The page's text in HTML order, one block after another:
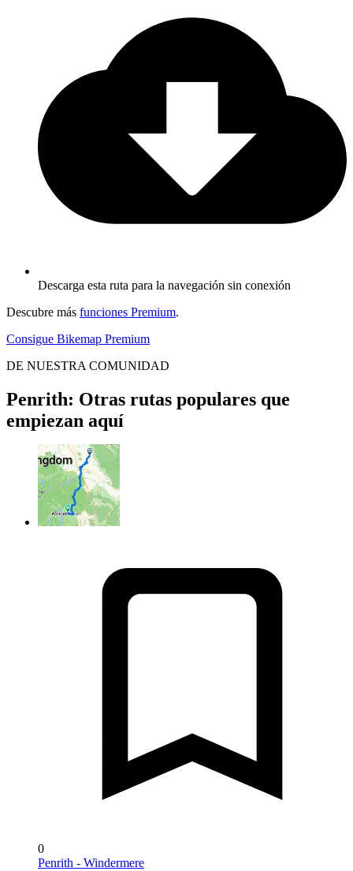
Descarga esta ruta para la navegación sin conexión
Descubre más funciones Premium.
Consigue Bikemap Premium
DE NUESTRA COMUNIDAD
Penrith: Otras rutas populares que
empiezan aquí
0
Penrith - Windermere